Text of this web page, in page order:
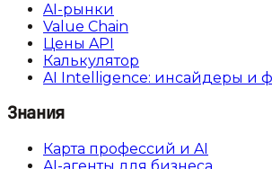
AI-рынки
Value Chain
Цены API
Калькулятор
AI Intelligence: инсайдеры и
Знания
Карта профессий и AI
AI-агенты для бизнеса